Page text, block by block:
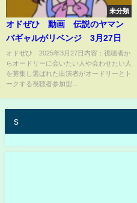
未分類
オドぜひ 動画 伝説のヤマン
バギャルがリベンジ 3月27日
オドぜひ 2025年3月27日内容：視聴者か
らオードリーに会いたい人や会わせたい人
を募集し選ばれた出演者がオードリーとト
ークする視聴者参加型...
s